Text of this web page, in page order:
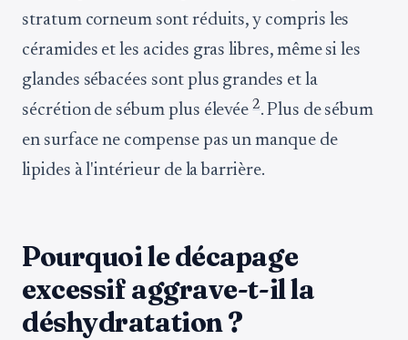
stratum corneum sont réduits, y compris les
céramides et les acides gras libres, même si les
glandes sébacées sont plus grandes et la
sécrétion de sébum plus élevée2. Plus de sébum
en surface ne compense pas un manque de
lipides à l'intérieur de la barrière.
Pourquoi le décapage
excessif aggrave-t-il la
déshydratation ?